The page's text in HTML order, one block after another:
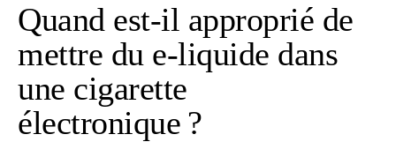
Quand est-il approprié de
mettre du e-liquide dans
une cigarette
électronique ?